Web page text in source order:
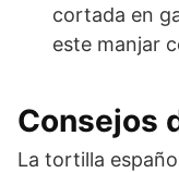
cortada en
este manjar
Consejos
La tortilla